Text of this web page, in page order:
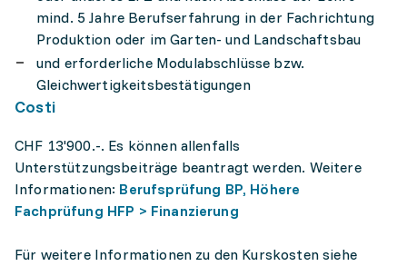
mind. 5 Jahre Berufserfahrung in der Fachrichtung
Produktion oder im Garten- und Landschaftsbau
und erforderliche Modulabschlüsse bzw.
Gleichwertigkeitsbestätigungen
Costi
CHF 13'900.-. Es können allenfalls
Unterstützungsbeiträge beantragt werden. Weitere
Informationen: Berufsprüfung BP, Höhere
Fachprüfung HFP > Finanzierung
Für weitere Informationen zu den Kurskosten siehe